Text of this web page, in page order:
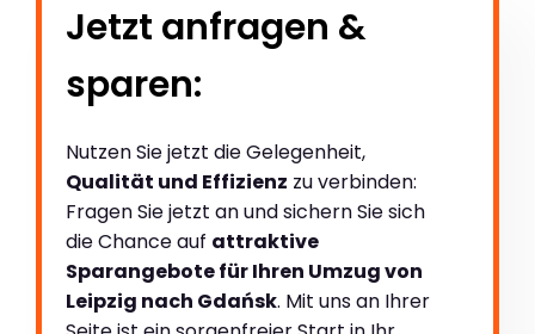
Jetzt anfragen &
sparen:
Nutzen Sie jetzt die Gelegenheit,
Qualität und Effizienz zu verbinden:
Fragen Sie jetzt an und sichern Sie sich
die Chance auf attraktive
Sparangebote für Ihren Umzug von
Leipzig nach Gdańsk. Mit uns an Ihrer